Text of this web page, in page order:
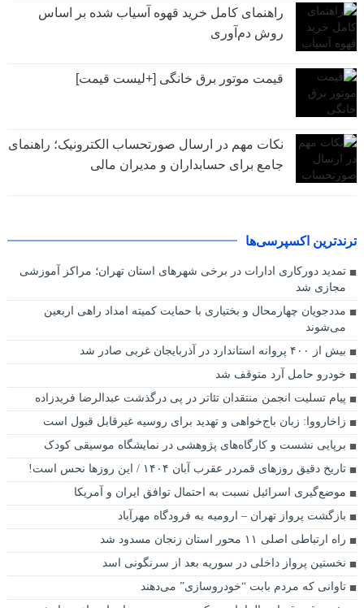
راهنمای کامل خرید قهوه آسیاب شده بر اساس
روش دم‌آوری
قیمت موتور برق خانگی [+لیست قیمت]
نکات مهم در ارسال صورتحساب الکترونیک؛ راهنمای
جامع برای حسابداران و مدیران مالی
ترندترین اکسپرسی‌ها
تمدید دورکاری ادارات در برخی شهرهای استان تهران؛ مراکز آموزشی
مجازی شد
مددجویان چهارمحال و بختیاری با حمایت کمیته امداد راهی اربعین
می‌شوند
بیش از ۴۰۰ پروانه استاندارد در آذربایجان غربی صادر شد
خودرو حامل آرد متوقف شد
پیام تسلیت انجمن منتقدان تئاتر در پی درگذشت عبدالرضا فریدزاده
زاخارووا: زبان باج‌خواهی و تهدید برای روسیه غیرقابل قبول است
برپایی نشست و کارگاه‌های پژوهشی در نمایشگاه موسیقی کودک
تاریخ دقیق روز‌های قمردر عقرب آبان ۱۴۰۴ / این روز‌ها نحس است!
موضع‌گیری اسرائیل نسبت به احتمال توافق ایران و آمریکا
بازگشت پرواز تهران – ارومیه به فرودگاه مهرآباد
راه ارتباطی اصلی ۱۱ محور استان زنجان مسدود شد
نخستین پرواز داخلی در سوریه بعد از سرنگونی اسد
تاوانی که مردم بابت “خودروسازی” می‌دهند